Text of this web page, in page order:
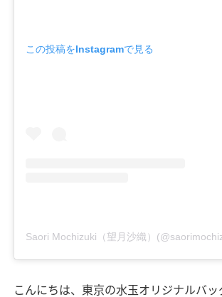
この投稿をInstagramで見る
こんにちは、東京の水玉オリジナルバッ